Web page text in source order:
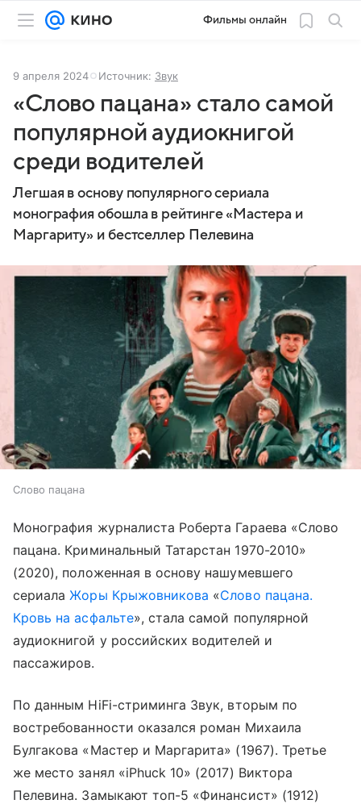
Фильмы онлайн
9 апреля 2024 Источник: Звук
«Слово пацана» стало самой
популярной аудиокнигой
среди водителей
Легшая в основу популярного сериала
монография обошла в рейтинге «Мастера и
Маргариту» и бестселлер Пелевина
Слово пацана
Монография журналиста Роберта Гараева «Слово
пацана. Криминальный Татарстан 1970-2010»
(2020), положенная в основу нашумевшего
сериала Жоры Крыжовникова «Слово пацана.
Кровь на асфальте», стала самой популярной
аудиокнигой у российских водителей и
пассажиров.
По данным HiFi-стриминга Звук, вторым по
востребованности оказался роман Михаила
Булгакова «Мастер и Маргарита» (1967). Третье
же место занял «iPhuck 10» (2017) Виктора
Пелевина. Замыкают топ-5 «Финансист» (1912)